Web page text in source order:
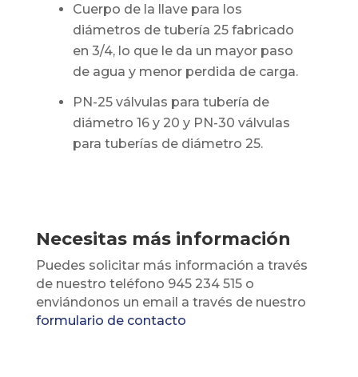
Cuerpo de la llave para los
diámetros de tubería 25 fabricado
en 3/4, lo que le da un mayor paso
de agua y menor perdida de carga.
PN-25 válvulas para tubería de
diámetro 16 y 20 y PN-30 válvulas
para tuberías de diámetro 25.
Necesitas más información
Puedes solicitar más información a través
de nuestro teléfono 945 234 515 o
enviándonos un email a través de nuestro
formulario de contacto